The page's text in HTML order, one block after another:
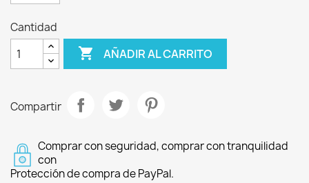
Cantidad
 AÑADIR AL CARRITO
Compartir
Comprar con seguridad, comprar con tranquilidad
con
Protección de compra de PayPal.